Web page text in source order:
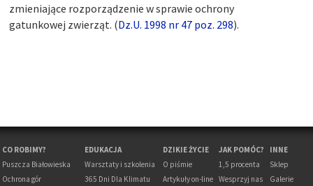
zmieniające rozporządzenie w sprawie ochrony
gatunkowej zwierząt. (Dz.U. 1998 nr 47 poz. 298).
CO ROBIMY?
Puszcza Białowieska
Ochrona gór
EDUKACJA
Warsztaty i szkolenia
365 Dni Dla Klimatu
DZIKIE ŻYCIE
O piśmie
Artykuły on-line
JAK POMÓC?
1,5 procenta
Wesprzyj nas
INNE
Sklep
Galerie